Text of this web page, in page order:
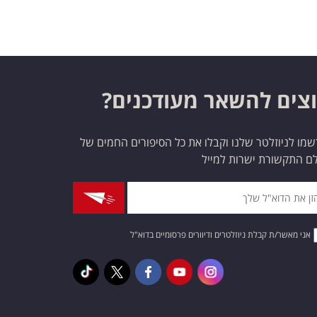
להשאר מעודכנים?
לניוזלטר שלנו וקבלו את כל הסיפורים החמים של
התקשורת ישרות למייל
אני מאשר/ת קבלת ניוזלטרים ודיוורים פרסומיים בדוא"ל